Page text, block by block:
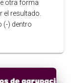
otra forma
el resultado.
(-) dentro